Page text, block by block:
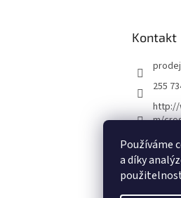
Používáme
a díky
Kontakt
prodej
255
http://
m/